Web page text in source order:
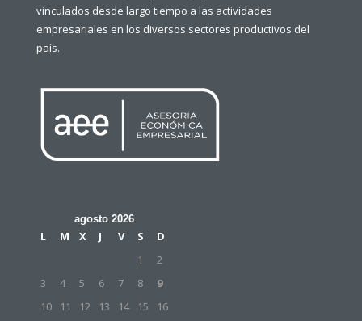
vinculados desde largo tiempo a las actividades
empresariales en los diversos sectores productivos del
país.
agosto 2026
L M X J V S
D
1
2
3
4 5 6 7 8
9
10
11 12 13 14 15 16